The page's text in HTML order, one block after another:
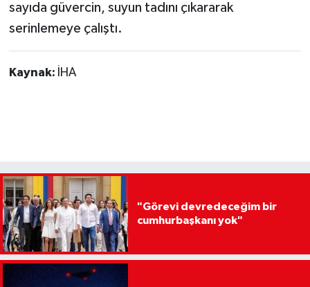
sayıda güvercin, suyun tadını çıkararak
serinlemeye çalıştı.
Kaynak: İHA
"Görevi devredeceğim bir
cumhurbaşkanı yok"